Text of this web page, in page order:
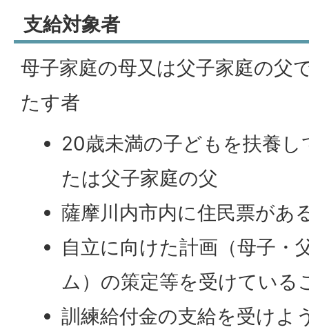
支給対象者
母子家庭の母又は父子家庭の父
たす者
20歳未満の子どもを扶養
たは父子家庭の父
薩摩川内市内に住民票があ
自立に向けた計画（母子・
ム）の策定等を受けている
訓練給付金の支給を受けよ